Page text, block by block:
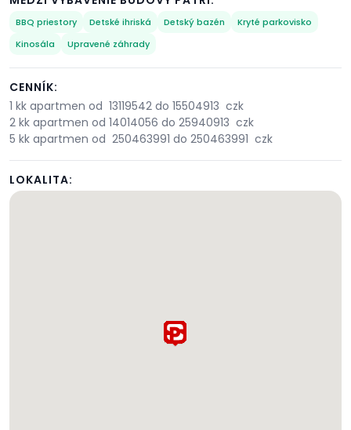
BBQ priestory Detské ihriská Detský bazén
Kryté parkovisko
Kinosála
Upravené záhrady
CENNÍK:
1 kk apartmen od 13119542 do 15504913 czk
2 kk apartmen od 14014056 do 25940913 czk
5 kk apartmen od 250463991 do 250463991 czk
LOKALITA: